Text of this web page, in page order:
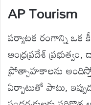
AP Tourism
పర్యాటక రంగాన్ని ఒక
ఆంధ్రప్రదేశ్
ప్రోత్సాహకాలను
ఏర్పాటుతో పాటు,